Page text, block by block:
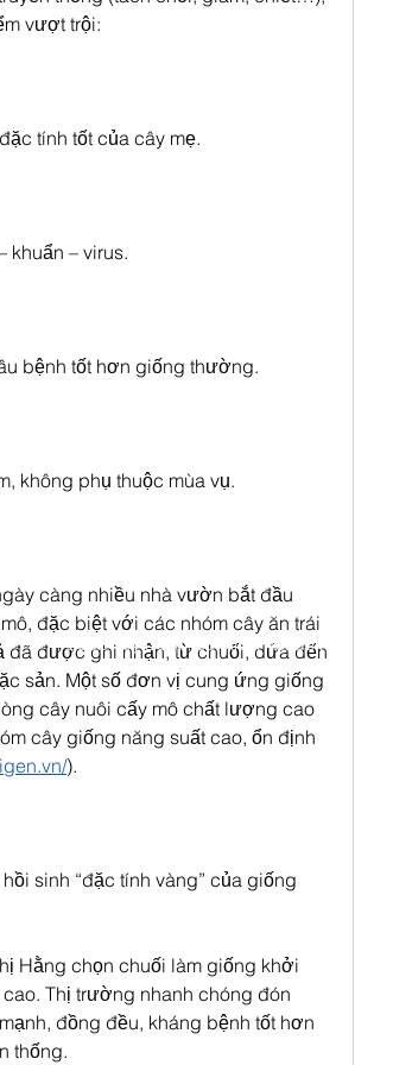
vượt trội:
tính tốt của cây mẹ.
khuẩn – virus.
bệnh tốt hơn giống thường.
không phụ thuộc mùa vụ.
càng nhiều nhà vườn bắt đầu
đặc biệt với các nhóm cây ăn trái
đã được ghi nhận, từ chuối, dứa đến
sản. Một số đơn vị cung ứng giống
cây nuôi cấy mô chất lượng cao
cây giống năng suất cao, ổn định
).
sinh “đặc tính vàng” của giống
Hằng chọn chuối làm giống khởi
Thị trường nhanh chóng đón
đồng đều, kháng bệnh tốt hơn
thống.
©2021 by Delta Technical Academy